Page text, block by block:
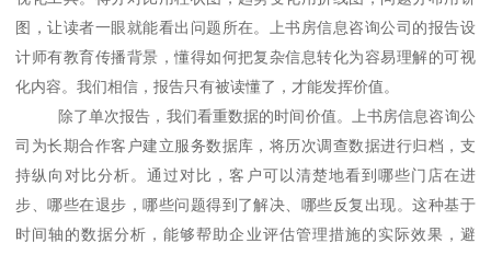
图，让读者一眼就能看出问题所在。上书房信息咨询公司的报告设
计师有教育传播背景，懂得如何把复杂信息转化为容易理解的可视
化内容。我们相信，报告只有被读懂了，才能发挥价值。
除了单次报告，我们看重数据的时间价值。上书房信息咨询公
司为长期合作客户建立服务数据库，将历次调查数据进行归档，支
持纵向对比分析。通过对比，客户可以清楚地看到哪些门店在进
步、哪些在退步，哪些问题得到了解决、哪些反复出现。这种基于
时间轴的数据分析，能够帮助企业评估管理措施的实际效果，避